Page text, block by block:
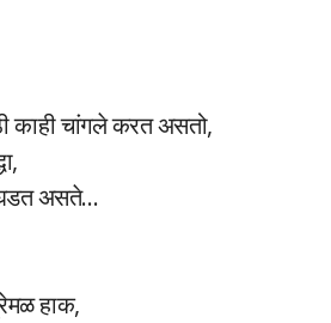
काही चांगले करत असतो,
असते…
हाक,